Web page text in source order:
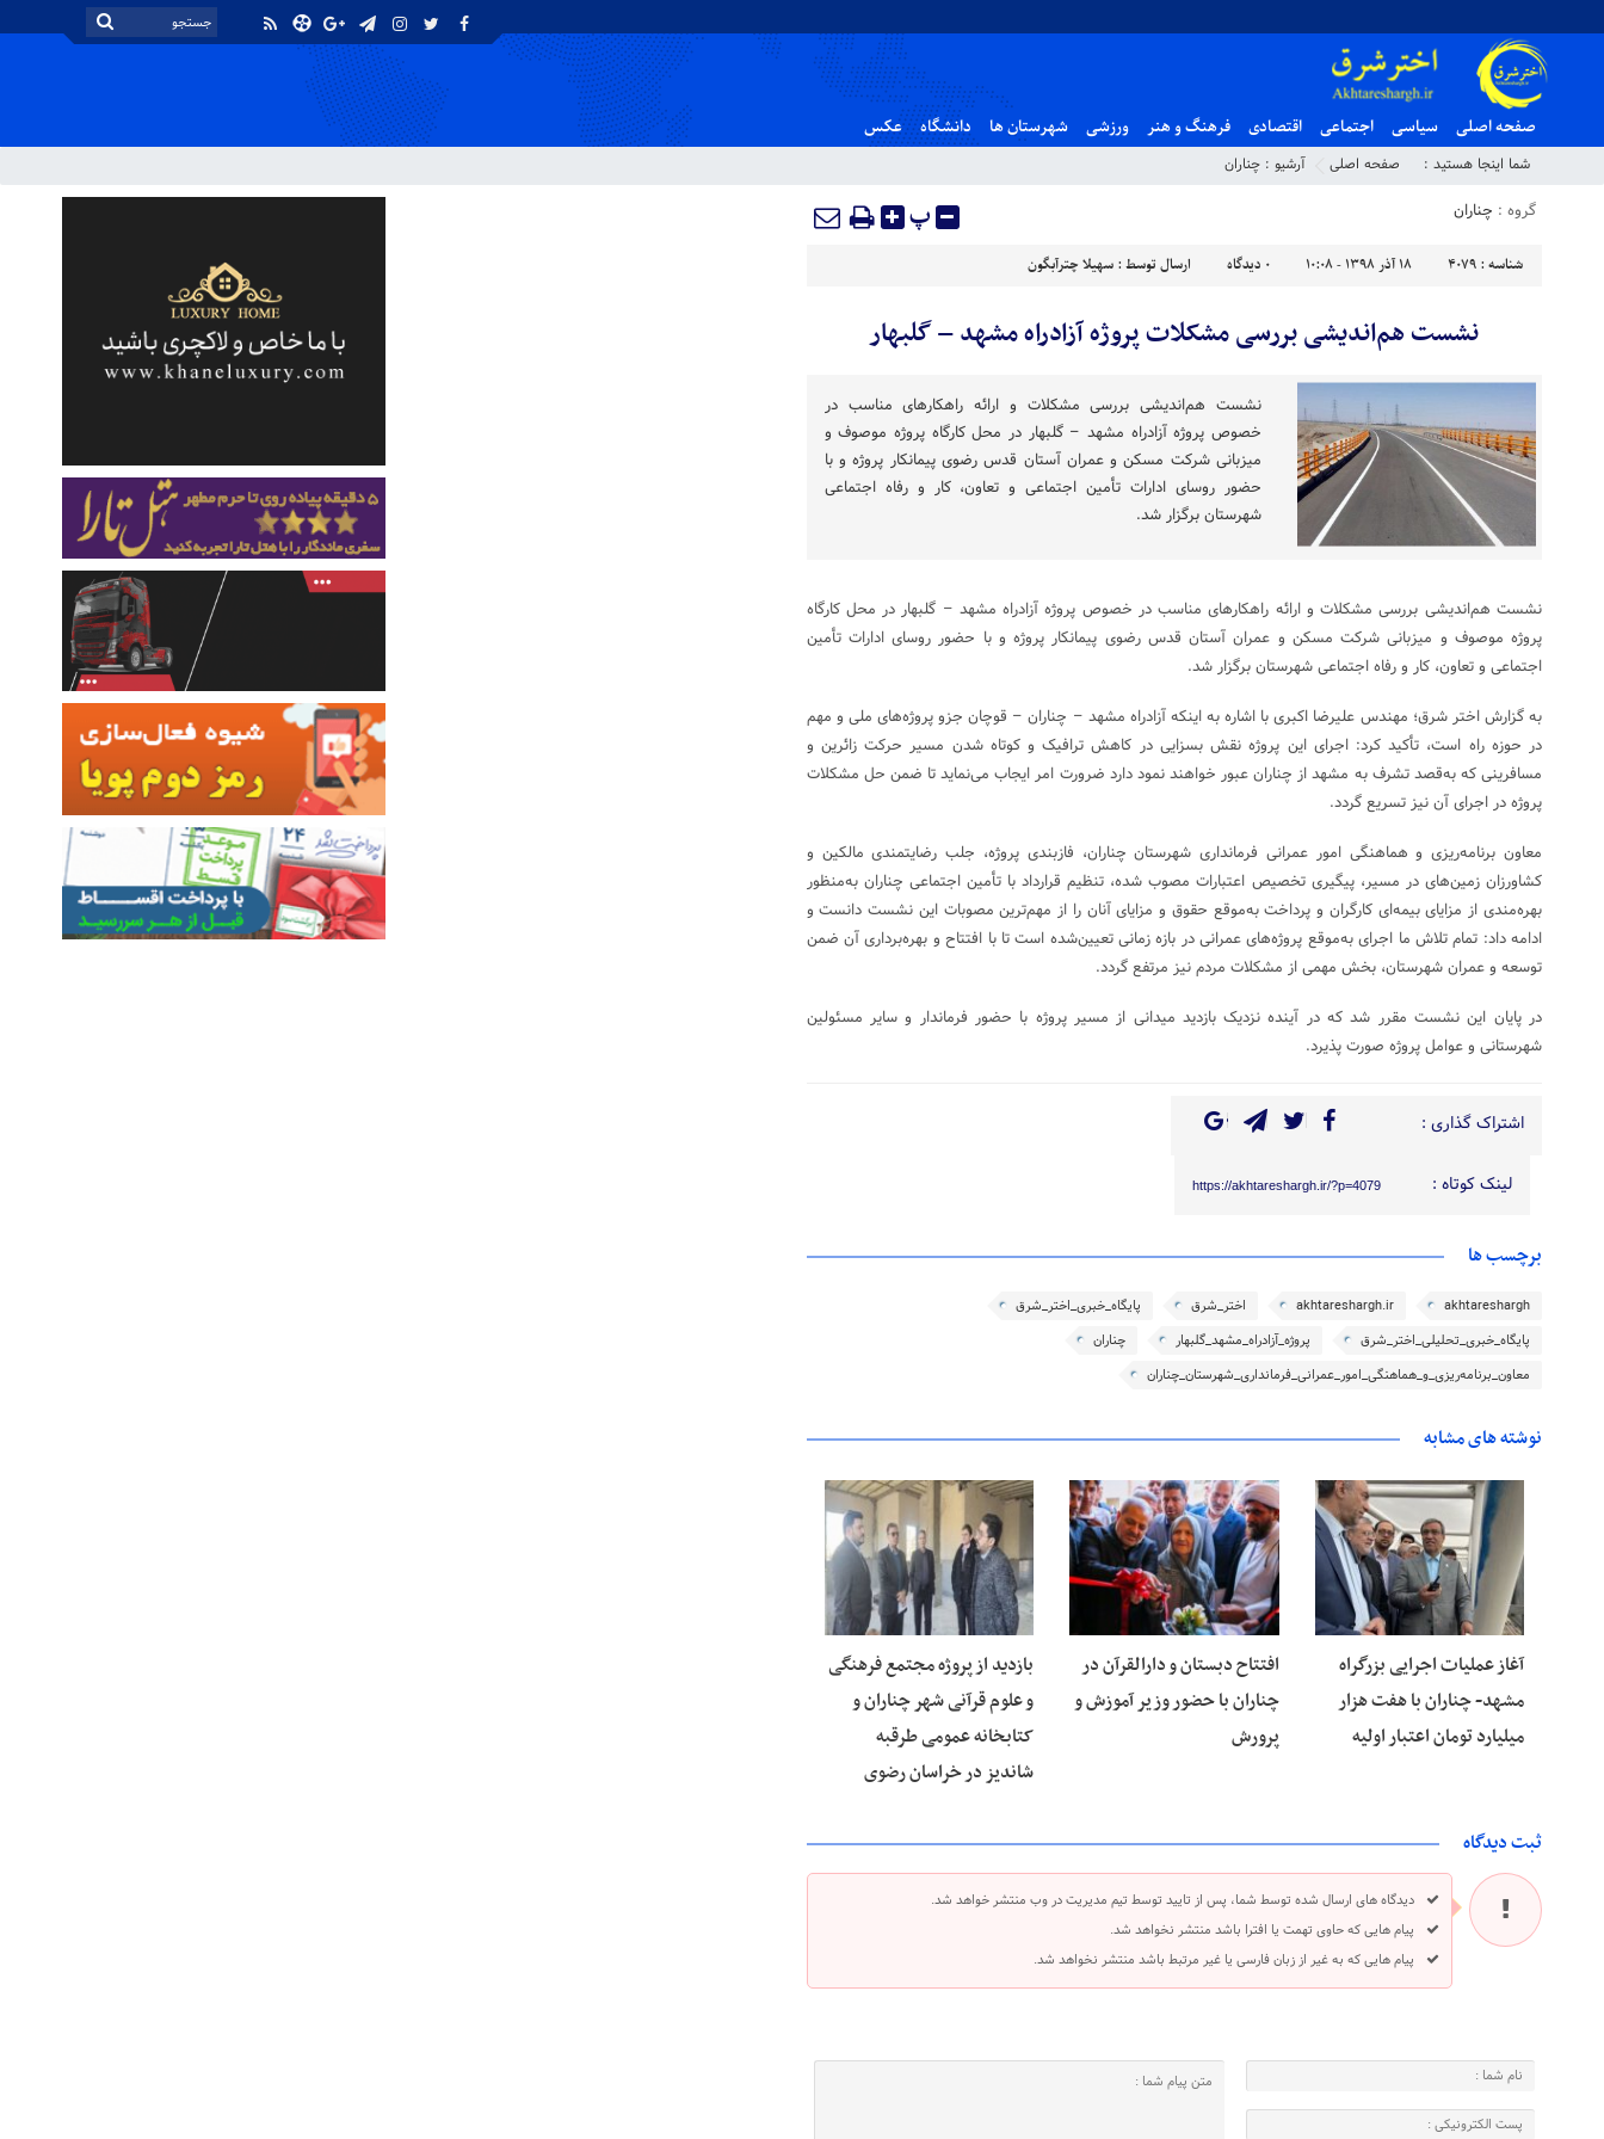
صفحه اصلی سیاسی اجتماعی اقتصادی فرهنگ و هنر ورزشی شهرستان ها دانشگاه عکس
شما اینجا هستید : صفحه اصلی آرشیو : چناران
گروه : چناران پ
شناسه : 4079 ۱۸ آذر ۱۳۹۸ - ۱۰:۰۸ ۰ دیدگاه ارسال توسط : سهیلا چترآبگون
نشست هم‌اندیشی بررسی مشکلات پروژه آزادراه مشهد – گلبهار
نشست هم‌اندیشی بررسی مشکلات و ارائه راهکارهای مناسب در
خصوص پروژه آزادراه مشهد – گلبهار در محل کارگاه پروژه موصوف و
میزبانی شرکت مسکن و عمران آستان قدس رضوی پیمانکار پروژه و با
حضور روسای ادارات تأمین اجتماعی و تعاون، کار و رفاه اجتماعی
‌شهرستان برگزار شد.
نشست هم‌اندیشی بررسی مشکلات و ارائه راهکارهای مناسب در خصوص پروژه آزادراه مشهد – گلبهار در محل کارگاه
پروژه موصوف و میزبانی شرکت مسکن و عمران آستان قدس رضوی پیمانکار پروژه و با حضور روسای ادارات تأمین
اجتماعی و تعاون، کار و رفاه اجتماعی ‌شهرستان برگزار شد.
به گزارش اختر شرق؛ مهندس علیرضا اکبری با اشاره به اینکه آزادراه مشهد – چناران – قوچان جزو پروژه‌های ملی و مهم
در حوزه راه است، تأکید کرد: اجرای این پروژه نقش بسزایی در کاهش ترافیک و کوتاه شدن مسیر حرکت زائرین و
مسافرینی که به‌قصد تشرف به مشهد از چناران عبور خواهند نمود دارد ضرورت امر ایجاب می‌نماید تا ضمن حل مشکلات
پروژه در اجرای آن نیز تسریع گردد.
معاون برنامه‌ریزی و هماهنگی امور عمرانی فرمانداری شهرستان چناران، فازبندی پروژه، جلب رضایتمندی مالکین و
کشاورزان زمین‌های در مسیر، پیگیری تخصیص اعتبارات مصوب شده، تنظیم قرارداد با تأمین اجتماعی چناران به‌منظور
بهره‌مندی از مزایای بیمه‌ای کارگران و پرداخت به‌موقع حقوق و مزایای آنان را از مهم‌ترین مصوبات این نشست دانست و
ادامه داد: تمام تلاش ما اجرای به‌موقع پروژه‌های عمرانی در بازه زمانی تعیین‌شده است تا با افتتاح و بهره‌برداری آن ضمن
توسعه و عمران شهرستان، بخش مهمی از مشکلات مردم نیز مرتفع گردد.
در پایان این نشست مقرر شد که در آینده نزدیک بازدید میدانی از مسیر پروژه با حضور فرماندار و سایر مسئولین
شهرستانی و عوامل پروژه صورت پذیرد.
اشتراک گذاری :
لینک کوتاه : https://akhtareshargh.ir/?p=4079
برچسب ها
akhtareshargh
akhtareshargh.ir اختر_شرق
پایگاه_خبری_اختر_شرق
پایگاه_خبری_تحلیلی_اختر_شرق
پروژه_آزادراه_مشهد_گلبهار
چناران
معاون_برنامه‌ریزی_و_هماهنگی_امور_عمرانی_فرمانداری_شهرستان_چناران
نوشته های مشابه
۳۱ اردیبهشت ۱۴۰۵
آغاز عملیات اجرایی بزرگراه
مشهد- چناران با هفت هزار
میلیارد تومان اعتبار اولیه
۱۷ مرداد ۱۴۰۴
افتتاح دبستان و دارالقرآن در
چناران با حضور وزیر آموزش و
پرورش
بازدید از پروژه مجتمع فرهنگی
و علوم قرآنی شهر چناران و
کتابخانه عمومی طرقبه
شاندیز در خراسان رضوی
ثبت دیدگاه
دیدگاه های ارسال شده توسط شما، پس از تایید توسط تیم مدیریت در وب منتشر خواهد شد.
پیام هایی که حاوی تهمت یا افترا باشد منتشر نخواهد شد.
پیام هایی که به غیر از زبان فارسی یا غیر مرتبط باشد منتشر نخواهد شد.